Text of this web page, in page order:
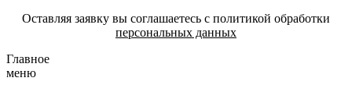
Оставляя заявку вы соглашаетесь с политикой обработки
персональных данных
Главное
меню